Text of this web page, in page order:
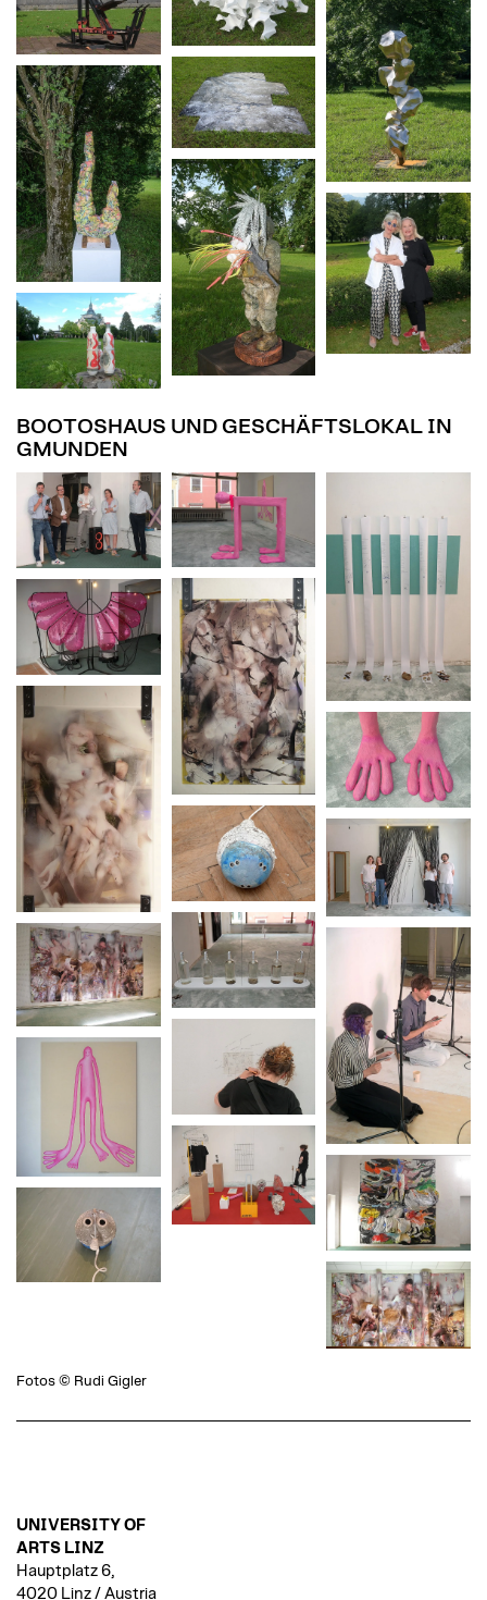
BOOTOSHAUS UND GESCHÄFTSLOKAL IN
GMUNDEN
Fotos © Rudi Gigler
UNIVERSITY OF
ARTS LINZ
Hauptplatz 6,
4020 Linz / Austria